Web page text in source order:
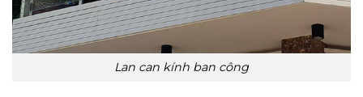
Lan can kính ban công